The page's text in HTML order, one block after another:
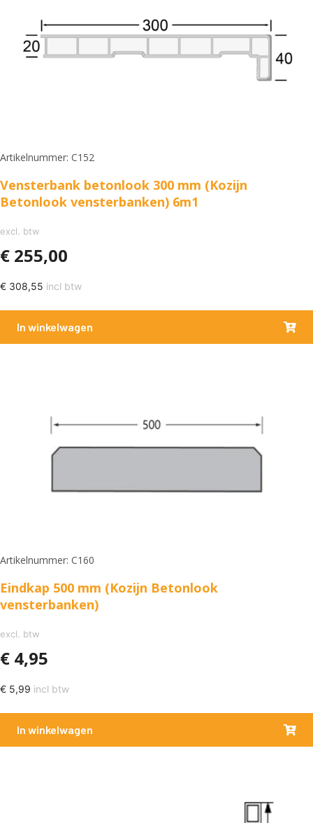
Artikelnummer: C152
Vensterbank betonlook 300 mm (Kozijn
Betonlook vensterbanken) 6m1
excl. btw
€ 255,00
€ 308,55 incl btw
In winkelwagen
Artikelnummer: C160
Eindkap 500 mm (Kozijn Betonlook
vensterbanken)
excl. btw
€ 4,95
€ 5,99 incl btw
In winkelwagen